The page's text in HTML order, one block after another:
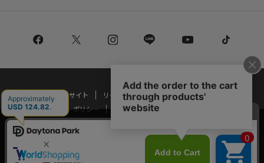
コーポレートサイト リクルート
サステナブルマークについて
プライバシーポリシー
特定商取引法・古物営業法に基づく表記
Copyright © DAYTONA INTERNATIONAL Co.,Ltd All Rights Reserved.
当サイトでは利用体験の向上およびコンテンツの最適な提供、トラフィック
の分析を目的としてCookieを使用しています。
サイトの閲覧を継続された場合、Cookieの利用に同意したことものといたし